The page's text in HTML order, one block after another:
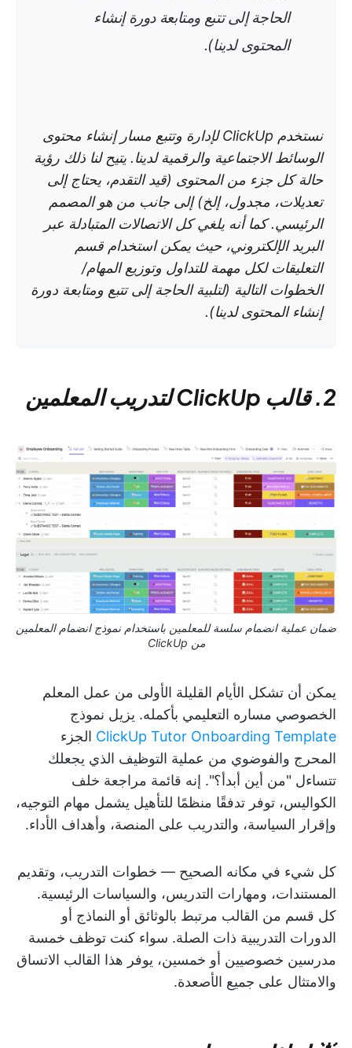
الحاجة إلى تتبع ومتابعة دورة إنشاء
المحتوى لدينا).
نستخدم ClickUp لإدارة وتتبع مسار إنشاء محتوى
الوسائط الاجتماعية والرقمية لدينا. يتيح لنا ذلك رؤية
حالة كل جزء من المحتوى (قيد التقدم، يحتاج إلى
تعديلات، مجدول، إلخ) إلى جانب من هو المصمم
الرئيسي. كما أنه يلغي كل الاتصالات المتبادلة عبر
البريد الإلكتروني، حيث يمكن استخدام قسم
التعليقات لكل مهمة للتداول وتوزيع المهام/
الخطوات التالية (لتلبية الحاجة إلى تتبع ومتابعة دورة
إنشاء المحتوى لدينا).
2. قالب ClickUp لتدريب المعلمين
ضمان عملية انضمام سلسة للمعلمين باستخدام نموذج انضمام المعلمين
من ClickUp
يمكن أن تشكل الأيام القليلة الأولى من عمل المعلم
الخصوصي مساره التعليمي بأكمله. يزيل نموذج
ClickUp Tutor Onboarding Template الجزء
المحرج والفوضوي من عملية التوظيف الذي يجعلك
تتساءل "من أين أبدأ؟". إنه قائمة مراجعة خلف
الكواليس، توفر تدفقًا منظمًا للتأهيل يشمل مهام التوجيه،
وإقرار السياسة، والتدريب على المنصة، وأهداف الأداء.
كل شيء في مكانه الصحيح — خطوات التدريب، وتقديم
المستندات، ومهارات التدريس، والسياسات الرئيسية.
كل قسم من القالب مرتبط بالوثائق أو النماذج أو
الدورات التدريبية ذات الصلة. سواء كنت توظف خمسة
مدرسين خصوصيين أو خمسين، يوفر هذا القالب الاتساق
والامتثال على جميع الأصعدة.